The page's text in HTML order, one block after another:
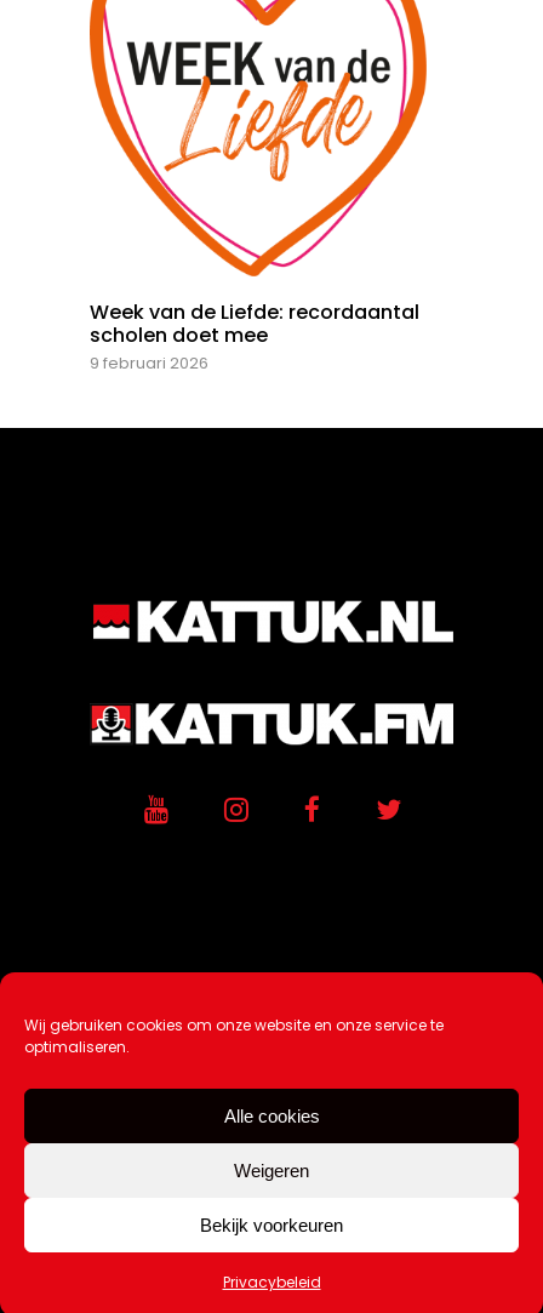
Wij gebruiken cookies om onze website en onze service te
optimaliseren.
Alle cookies
Weigeren
Bekijk voorkeuren
Privacybeleid
Week van de Liefde: recordaantal
scholen doet mee
9 februari 2026
Ontwikkeling / Hosting doorAtSea
Over Ons |Tip de redactie
Contact
Copyright Kattuk.nl 2003-2026